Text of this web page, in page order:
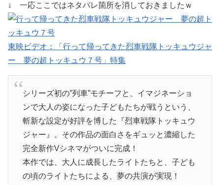
↓ 一応ここではネタバレ箇所を消しておきましたｗ
東映ビデオ：「行って帰ってきた烈車戦隊トッキュウジャ
ー 夢の超トッキュウ７号」特集
シリーズ初の”列車”モチーフと、イマジネーショ
ンで大人の姿になった子どもたちが戦うという、
斬新な設定が好評を博した『烈車戦隊トッキュウ
ジャー』。その作品の面白さをギュッと濃縮した
完全新作Vシネマがついに完成！
本作では、大人に成長したライトたちと、子ども
の頃のライトたちによる、夢の共演が実現！